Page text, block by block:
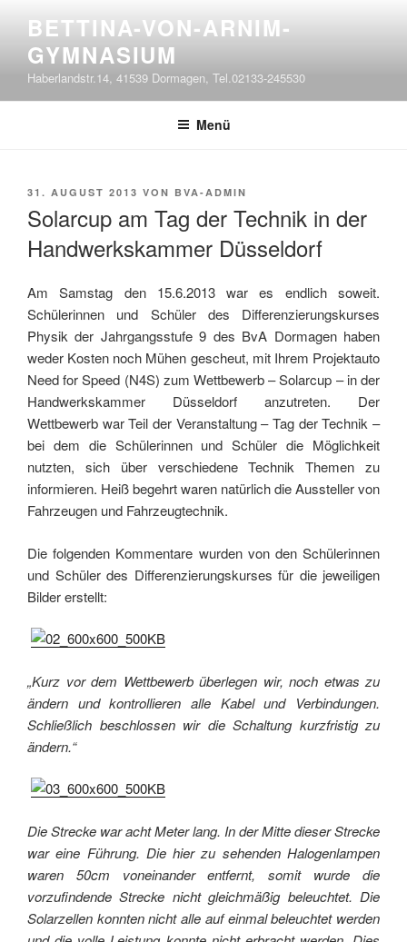
springen
BETTINA-VON-ARNIM-
GYMNASIUM
Haberlandstr.14, 41539 Dormagen, Tel.02133-245530
Menü
VERÖFFENTLICHT
31. AUGUST 2013 VON BVA-ADMIN
Solarcup am Tag der Technik in der
Handwerkskammer Düsseldorf
Am Samstag den 15.6.2013 war es endlich soweit.
Schülerinnen und Schüler des Differenzierungskurses
Physik der Jahrgangsstufe 9 des BvA Dormagen haben
weder Kosten noch Mühen gescheut, mit Ihrem Projektauto
Need for Speed (N4S) zum Wettbewerb – Solarcup – in der
Handwerkskammer Düsseldorf anzutreten. Der
Wettbewerb war Teil der Veranstaltung – Tag der Technik –
bei dem die Schülerinnen und Schüler die Möglichkeit
nutzten, sich über verschiedene Technik Themen zu
informieren. Heiß begehrt waren natürlich die Aussteller von
Fahrzeugen und Fahrzeugtechnik.
Die folgenden Kommentare wurden von den Schülerinnen
und Schüler des Differenzierungskurses für die jeweiligen
Bilder erstellt:
„Kurz vor dem Wettbewerb überlegen wir, noch etwas zu
ändern und kontrollieren alle Kabel und Verbindungen.
Schließlich beschlossen wir die Schaltung kurzfristig zu
ändern.“
Die Strecke war acht Meter lang. In der Mitte dieser Strecke
war eine Führung. Die hier zu sehenden Halogenlampen
waren 50cm voneinander entfernt, somit wurde die
vorzufindende Strecke nicht gleichmäßig beleuchtet. Die
Solarzellen konnten nicht alle auf einmal beleuchtet werden